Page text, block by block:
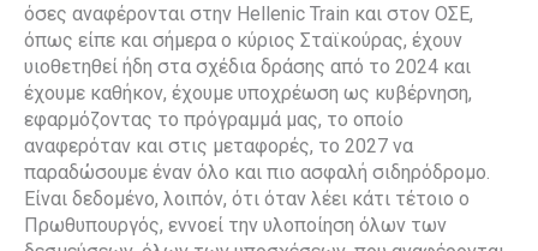
όσες αναφέρονται στην Hellenic Train και στον OΣΕ,
όπως είπε και σήμερα ο κύριος Σταϊκούρας, έχουν
υιοθετηθεί ήδη στα σχέδια δράσης από το 2024 και
έχουμε καθήκον, έχουμε υποχρέωση ως κυβέρνηση,
εφαρμόζοντας το πρόγραμμά μας, το οποίο
αναφερόταν και στις μεταφορές, το 2027 να
παραδώσουμε έναν όλο και πιο ασφαλή σιδηρόδρομο.
Είναι δεδομένο, λοιπόν, ότι όταν λέει κάτι τέτοιο ο
Πρωθυπουργός, εννοεί την υλοποίηση όλων των